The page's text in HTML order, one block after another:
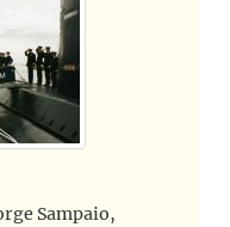
Sampaio,